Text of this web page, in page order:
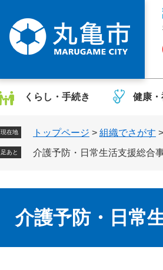
くらし・手続き 健康
現在地 トップページ > 組織でさがす >
足あと 介護予防・日常生活支援総合
介護予防・日常